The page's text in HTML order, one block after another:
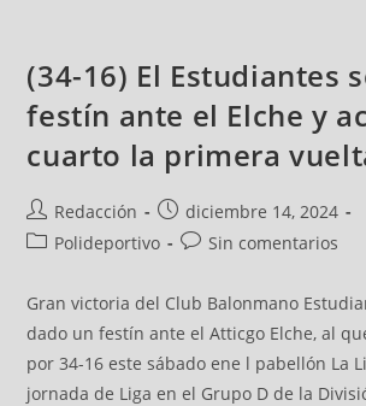
(34-16) El Estudiantes
festín ante el Elche y
cuarto la primera
Redacción
diciembre 14, 2024
Polideportivo
Sin comentarios
Gran victoria del Club Balonmano
dado un festín ante el Atticgo Elche, al
por 34-16 este sábado ene l pabellón La
jornada de Liga en el Grupo D de la